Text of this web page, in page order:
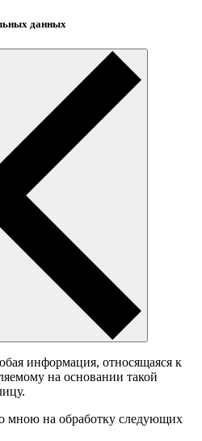
данных
информация, относящаяся к
на основании такой
мною на обработку следующих